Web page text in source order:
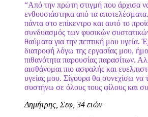
“Από την πρώτη στιγμή που άρχισα
ενθουσιάστηκα από τα
πάντα στο επίκεντρο και αυτό το
συνδυασμός των φυσικών
θαύματα για την πεπτική μου υγεία.
διατροφή λόγω της εργασίας μου,
πιθανότητα παρουσίας παρασίτων.
αισθάνομαι πιο ασφαλής και
υγείας μου. Σίγουρα θα συνεχίσω να
συστήνω σε όλους τους φίλους και
Δημήτρης, Σεφ, 34 ετών